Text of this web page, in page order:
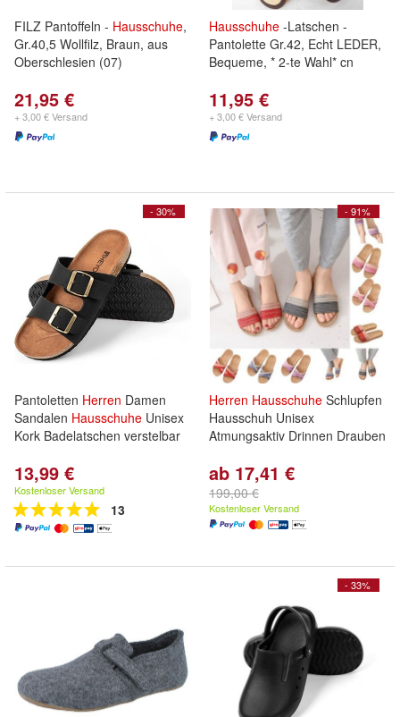
FILZ Pantoffeln - Hausschuhe,
Gr.40,5 Wollfilz, Braun, aus
Oberschlesien (07)
21,95 €
+ 3,00 € Versand
Hausschuhe -Latschen -
Pantolette Gr.42, Echt LEDER,
Bequeme, * 2-te Wahl* cn
11,95 €
+ 3,00 € Versand
- 30%
Pantoletten Herren Damen
Sandalen Hausschuhe Unisex
Kork Badelatschen verstelbar
13,99 €
Kostenloser Versand
13
- 91%
Herren Hausschuhe Schlupfen
Hausschuh Unisex
Atmungsaktiv Drinnen Drauben
ab 17,41 €
199,00 €
Kostenloser Versand
- 33%